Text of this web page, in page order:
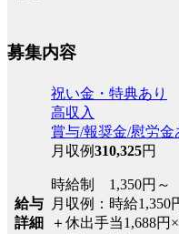
募集内容
給与
詳細
祝い金・特典あり
高収入
賞与/報奨金/慰労金
月収例310,325円
時給制 1,350円～
月収例：時給1,350
＋休出手当1,688円